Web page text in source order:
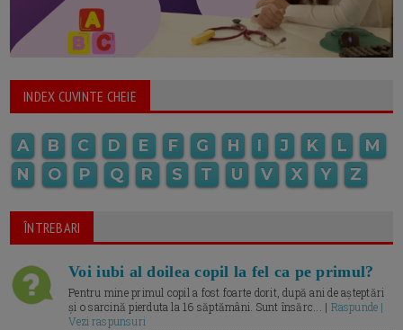
INDEX CUVINTE CHEIE
A B C D E F G H I J K L
M
N
O P Q R S T U V X Y Z
ÎNTREBARI
Voi iubi al doilea copil la fel ca pe primul?
Pentru mine primul copil a fost foarte dorit, după ani de așteptări
și o sarcină pierduta la 16 săptămâni. Sunt însărc... | Raspunde |
Vezi raspunsuri